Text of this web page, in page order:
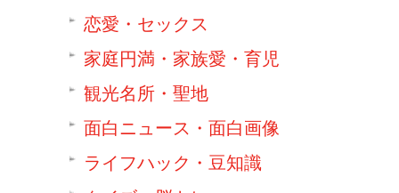
恋愛・セックス
家庭円満・家族愛・育児
観光名所・聖地
面白ニュース・面白画像
ライフハック・豆知識